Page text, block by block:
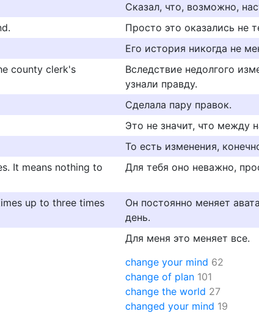
Сказал, что, возможно,
Просто это оказались не
Его история никогда не
county clerk's
Вследствие недолгого
узнали правду.
Сделала пару правок.
Это не значит, что между
То есть изменения,
It means nothing to
Для тебя оно неважно,
up to three times
Он постоянно меняет
день.
Для меня это меняет все.
change your mind 62
change of plan 101
change the world 27
changed your mind 19